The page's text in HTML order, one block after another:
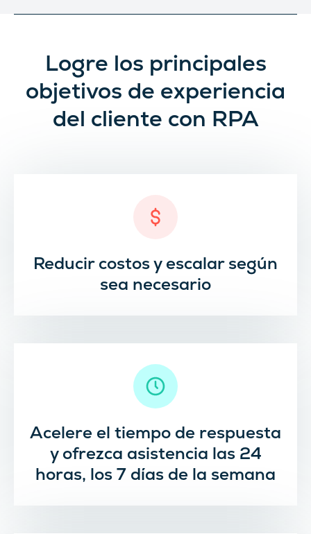
Logre los principales
objetivos de experiencia
del cliente con RPA
Reducir costos y escalar según
sea necesario
Acelere el tiempo de respuesta
y ofrezca asistencia las 24
horas, los 7 días de la semana